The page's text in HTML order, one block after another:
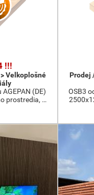
!!!
Velkoplošné
(DE)
prostredia, …
Prodej
OSB3